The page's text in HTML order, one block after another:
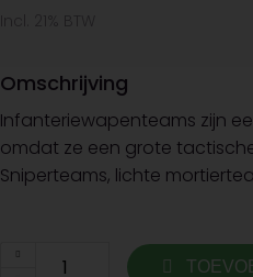
Omschrijving
Infanteriewapenteams zijn
omdat ze een grote
Sniperteams, lichte